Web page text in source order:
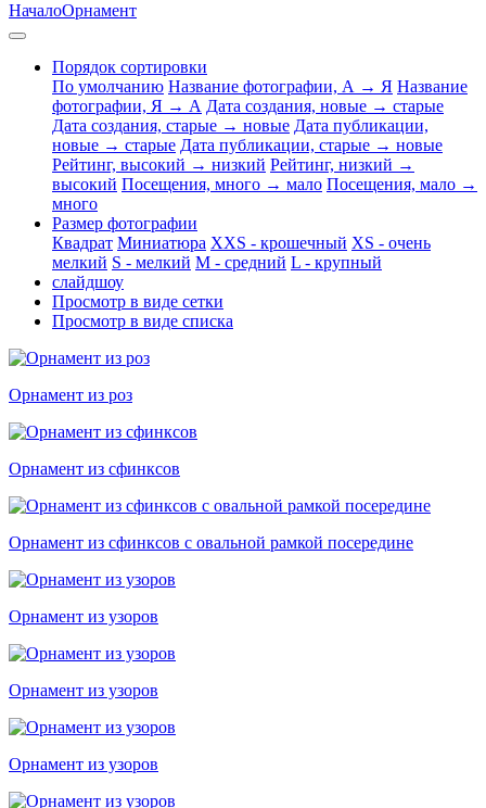
НачалоОрнамент
Порядок сортировки
По умолчанию Название фотографии, А → Я Название
фотографии, Я → А Дата создания, новые → старые
Дата создания, старые → новые Дата публикации,
новые → старые Дата публикации, старые → новые
Рейтинг, высокий → низкий Рейтинг, низкий →
высокий Посещения, много → мало Посещения, мало →
много
Размер фотографии
Квадрат Миниатюра XXS - крошечный XS - очень
мелкий S - мелкий M - средний L - крупный
слайдшоу
Просмотр в виде сетки
Просмотр в виде списка
Орнамент из роз
Орнамент из сфинксов
Орнамент из сфинксов с овальной рамкой посередине
Орнамент из узоров
Орнамент из узоров
Орнамент из узоров